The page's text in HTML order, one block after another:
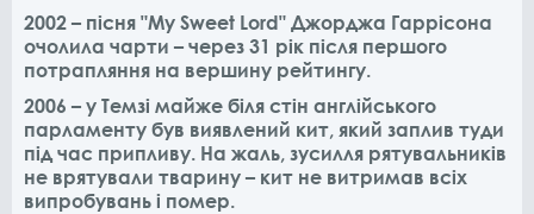
2002 – пісня "My Sweet Lord" Джорджа Гаррісона
очолила чарти – через 31 рік після першого
потрапляння на вершину рейтингу.
2006 – у Темзі майже біля стін англійського
парламенту був виявлений кит, який заплив туди
під час припливу. На жаль, зусилля рятувальників
не врятували тварину – кит не витримав всіх
випробувань і помер.